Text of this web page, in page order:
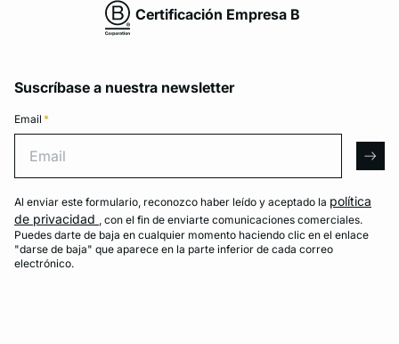
Certificación Empresa B
Suscríbase a nuestra newsletter
Email *
Al enviar este formulario, reconozco haber leído y aceptado la política
de privacidad , con el fin de enviarte comunicaciones comerciales.
Puedes darte de baja en cualquier momento haciendo clic en el enlace
"darse de baja" que aparece en la parte inferior de cada correo
electrónico.